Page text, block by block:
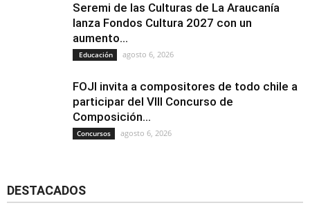
Seremi de las Culturas de La Araucanía
lanza Fondos Cultura 2027 con un
aumento...
Educación agosto 6, 2026
FOJI invita a compositores de todo chile a
participar del VIII Concurso de
Composición...
Concursos agosto 6, 2026
DESTACADOS